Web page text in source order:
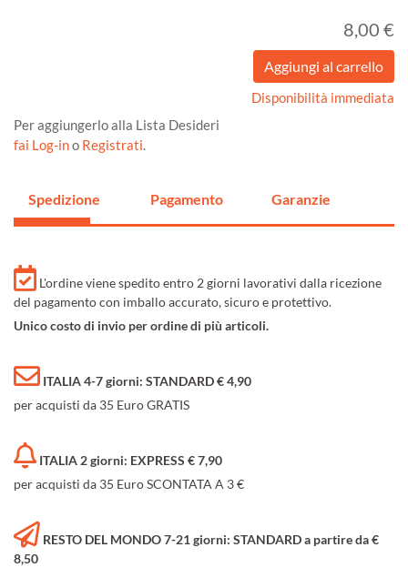
8,00 €
Disponibilità immediata
Per aggiungerlo alla Lista Desideri
fai Log-ino Registrati.
Spedizione Pagamento Garanzie
L'ordine viene spedito entro 2 giorni lavorativi dalla ricezione
del pagamento con imballo accurato, sicuro e protettivo.
Unico costo di invio per ordine di più articoli.
ITALIA 4-7 giorni: STANDARD € 4,90
per acquisti da 35 Euro GRATIS
ITALIA 2 giorni: EXPRESS € 7,90
per acquisti da 35 Euro SCONTATA A 3 €
RESTO DEL MONDO 7-21 giorni: STANDARD a partire da €
8,50